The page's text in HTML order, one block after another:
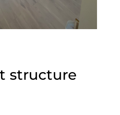
structure